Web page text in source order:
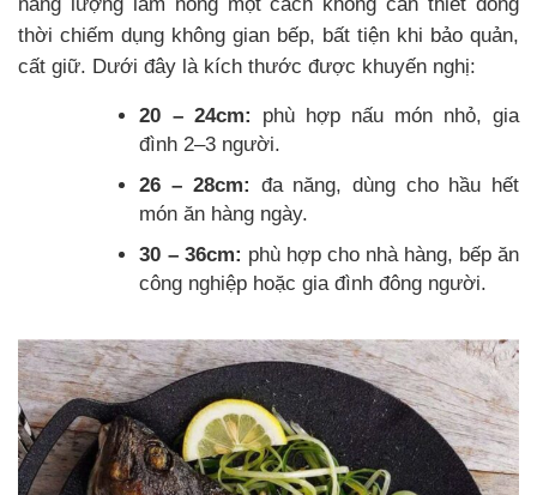
thời chiếm dụng không gian bếp, bất tiện khi bảo quản,
cất giữ. Dưới đây là kích thước được khuyến nghị:
20 – 24cm: phù hợp nấu món nhỏ, gia
đình 2–3 người.
26 – 28cm:
đa năng, dùng cho hầu hết
món ăn hàng ngày.
30 – 36cm: phù hợp cho nhà hàng, bếp ăn
công nghiệp hoặc gia đình đông người.